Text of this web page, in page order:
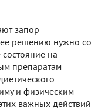
запор
её решению нужно со
состояние на
препаратам
и физическим
важных действий